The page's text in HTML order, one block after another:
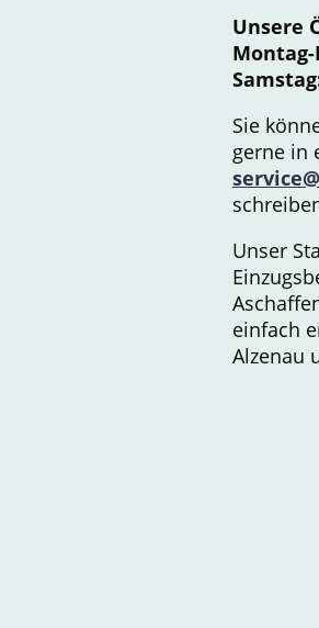
Unsere
Montag-
Sie
gerne in
Unser
einfach
Alzenau